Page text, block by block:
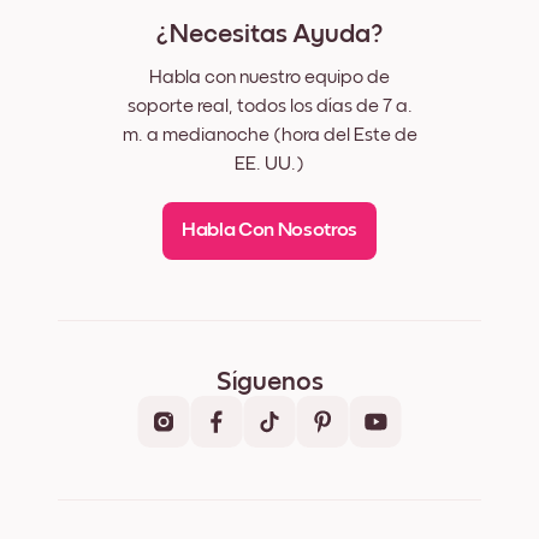
¿Necesitas Ayuda?
Habla con nuestro equipo de
soporte real, todos los días de 7 a.
m. a medianoche (hora del Este de
EE. UU.)
Habla Con Nosotros
Síguenos